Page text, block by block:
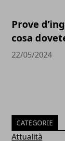
Prove
cosa
22/05/2024
CATEGORIE
Attualità